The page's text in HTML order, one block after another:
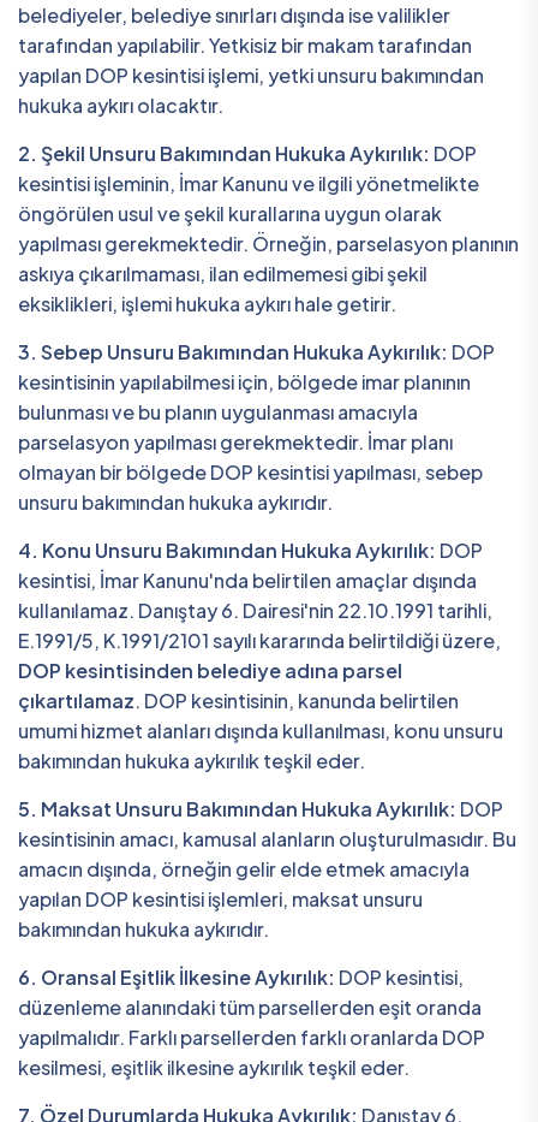
belediyeler, belediye sınırları dışında ise valilikler
tarafından yapılabilir. Yetkisiz bir makam tarafından
yapılan DOP kesintisi işlemi, yetki unsuru bakımından
hukuka aykırı olacaktır.
2. Şekil Unsuru Bakımından Hukuka Aykırılık: DOP
kesintisi işleminin, İmar Kanunu ve ilgili yönetmelikte
öngörülen usul ve şekil kurallarına uygun olarak
yapılması gerekmektedir. Örneğin, parselasyon planının
askıya çıkarılmaması, ilan edilmemesi gibi şekil
eksiklikleri, işlemi hukuka aykırı hale getirir.
3. Sebep Unsuru Bakımından Hukuka Aykırılık: DOP
kesintisinin yapılabilmesi için, bölgede imar planının
bulunması ve bu planın uygulanması amacıyla
parselasyon yapılması gerekmektedir. İmar planı
olmayan bir bölgede DOP kesintisi yapılması, sebep
unsuru bakımından hukuka aykırıdır.
4. Konu Unsuru Bakımından Hukuka Aykırılık: DOP
kesintisi, İmar Kanunu'nda belirtilen amaçlar dışında
kullanılamaz. Danıştay 6. Dairesi'nin 22.10.1991 tarihli,
E.1991/5, K.1991/2101 sayılı kararında belirtildiği üzere,
DOP kesintisinden belediye adına parsel
çıkartılamaz. DOP kesintisinin, kanunda belirtilen
umumi hizmet alanları dışında kullanılması, konu unsuru
bakımından hukuka aykırılık teşkil eder.
5. Maksat Unsuru Bakımından Hukuka Aykırılık: DOP
kesintisinin amacı, kamusal alanların oluşturulmasıdır. Bu
amacın dışında, örneğin gelir elde etmek amacıyla
yapılan DOP kesintisi işlemleri, maksat unsuru
bakımından hukuka aykırıdır.
6. Oransal Eşitlik İlkesine Aykırılık: DOP kesintisi,
düzenleme alanındaki tüm parsellerden eşit oranda
yapılmalıdır. Farklı parsellerden farklı oranlarda DOP
kesilmesi, eşitlik ilkesine aykırılık teşkil eder.
7. Özel Durumlarda Hukuka Aykırılık: Danıştay 6.